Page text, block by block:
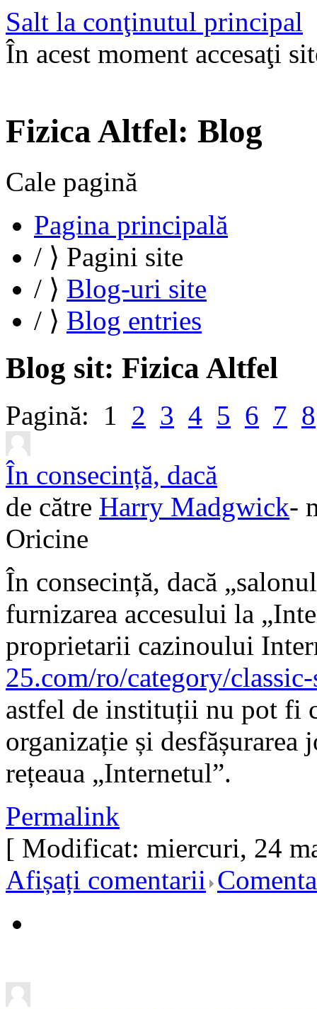
Salt la conţinutul principal
În acest moment accesaţi
Fizica Altfel: Blog
Cale pagină
Pagina principală
/ ⟩ Pagini site
/ ⟩ Blog-uri site
/ ⟩ Blog entries
Blog sit: Fizica Altfel
Pagină: 1 2 3 4 5 6 7 8
În consecință, dacă
de către Harry Madgwick-
Oricine
În consecință, dacă
furnizarea accesului la
proprietarii cazinoului
25.com/ro/category/
astfel de instituții nu pot fi
organizație și
rețeaua „Internetul”.
Permalink
[ Modificat: miercuri, 24
Afișați comentarii